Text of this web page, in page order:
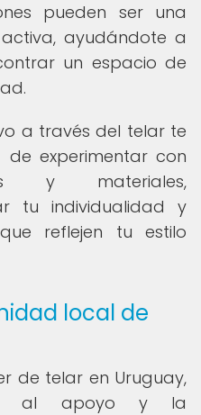
pueden ser una
ayudándote a
un espacio de
a través del telar te
experimentar con
y materiales,
tu individualidad y
reflejen tu estilo
local de
de telar en Uruguay,
al apoyo y la